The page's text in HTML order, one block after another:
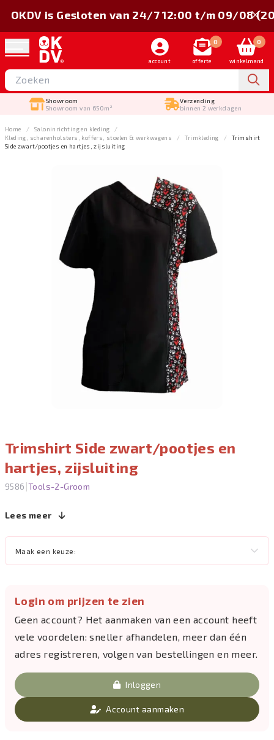
account
0
offerte
0
winkelmand
Showroom
Showroom van 650m²
Verzending
binnen 2 werkdagen
OKDV is Gesloten van 24/7 12:00 t/m 09/08
Home
Salon­inrichting en kleding
Kleding, scharenholsters, koffers, stoelen & werkwagens
Trimkleding
Trimshirt
Side zwart/pootjes en hartjes, zijsluiting
Trimshirt Side zwart/pootjes en
hartjes, zijsluiting
9586 |Tools-2-Groom
Lees meer
Maak een keuze:
Login om prijzen te zien
Geen account? Het aanmaken van een account heeft
vele voordelen: sneller afhandelen, meer dan één
adres registreren, volgen van bestellingen en meer.
Inloggen
Account aanmaken